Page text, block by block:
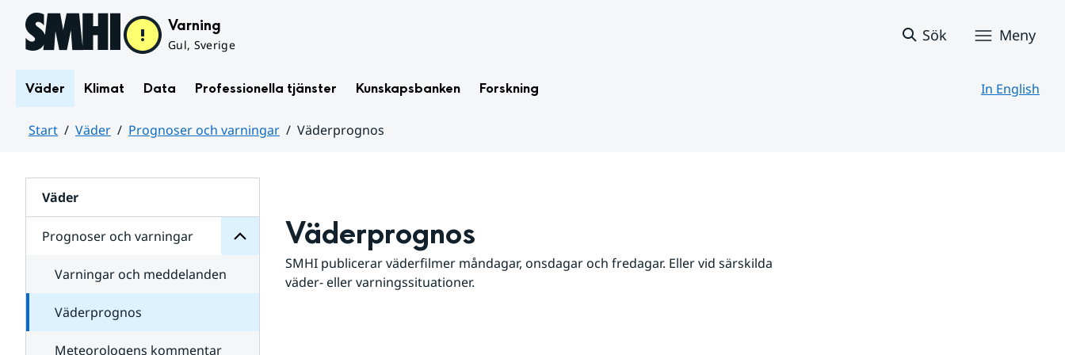
Hoppa till sidans innehåll Varning
Gul, Sverige
Sök Meny
Väder Klimat Data Professionella tjänster Kunskapsbanken Forskning In English
Start Väder Prognoser och varningar
Väderprognos
Väder
Prognoser och varningar
för
varningar
Varningar och meddelanden
Väderprognos
Meteorologens kommentar
Väderprognos
SMHI publicerar väderfilmer måndagar, onsdagar och fredagar. Eller vid särskilda
väder- eller varningssituationer.